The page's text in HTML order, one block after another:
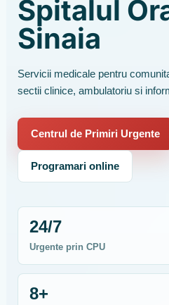
Spitalul
Sinaia
Servicii medicale pentru
sectii clinice, ambulatoriu si
Centrul de Primiri Urgente
Programari online
24/7
Urgente prin CPU
8+